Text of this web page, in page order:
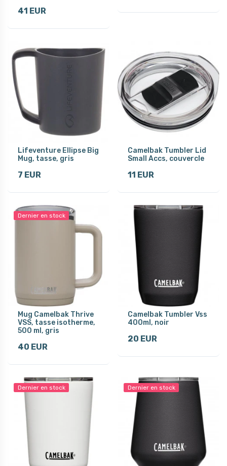
41 EUR
Lifeventure Ellipse Big
Mug, tasse, gris
7 EUR
Camelbak Tumbler Lid
Small Accs, couvercle
11 EUR
Dernier en stock
Mug Camelbak Thrive
VSS, tasse isotherme,
500 ml, gris
40 EUR
Camelbak Tumbler Vss
400ml, noir
20 EUR
Dernier en stock Dernier en stock